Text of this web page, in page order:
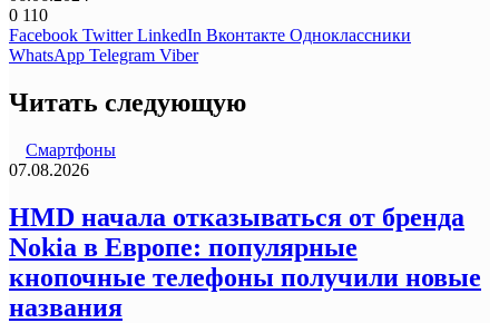
0 110
Facebook Twitter LinkedIn Вконтакте Одноклассники
WhatsApp Telegram Viber
Читать следующую
Смартфоны
07.08.2026
HMD начала отказываться от бренда
Nokia в Европе: популярные
кнопочные телефоны получили новые
названия